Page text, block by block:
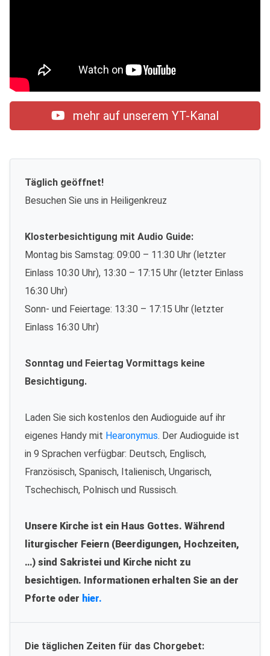
mehr auf unserem YT-Kanal
Täglich geöffnet!
Besuchen Sie uns in Heiligenkreuz
Klosterbesichtigung mit Audio Guide:
Montag bis Samstag: 09:00 – 11:30 Uhr (letzter
Einlass 10:30 Uhr), 13:30 – 17:15 Uhr (letzter Einlass
16:30 Uhr)
Sonn- und Feiertage: 13:30 – 17:15 Uhr (letzter
Einlass 16:30 Uhr)
Sonntag und Feiertag Vormittags keine
Besichtigung.
Laden Sie sich kostenlos den Audioguide auf ihr
eigenes Handy mit Hearonymus. Der Audioguide ist
in 9 Sprachen verfügbar: Deutsch, Englisch,
Französisch, Spanisch, Italienisch, Ungarisch,
Tschechisch, Polnisch und Russisch.
Unsere Kirche ist ein Haus Gottes. Während
liturgischer Feiern (Beerdigungen, Hochzeiten,
…) sind Sakristei und Kirche nicht zu
besichtigen. Informationen erhalten Sie an der
Pforte oder hier.
Die täglichen Zeiten für das Chorgebet: